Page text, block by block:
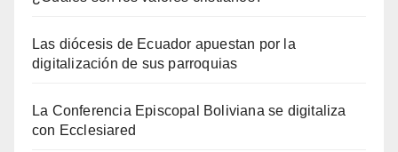
Las diócesis de Ecuador apuestan por la
digitalización de sus parroquias
La Conferencia Episcopal Boliviana se digitaliza
con Ecclesiared